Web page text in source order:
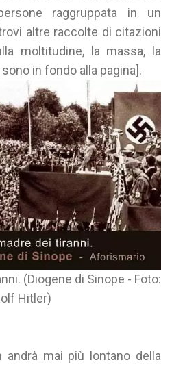
raggruppata in un
altre raccolte di citazioni
moltitudine, la massa, la
in fondo alla pagina].
(Diogene di Sinope - Foto:
Hitler)
mai più lontano della